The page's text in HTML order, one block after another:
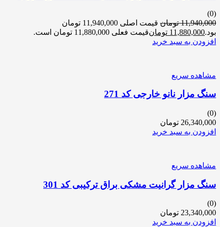
(0)
11,940,000 تومان
قیمت اصلی 11,940,000 تومان
بود.11,880,000 تومانقیمت فعلی 11,880,000 تومان است.
افزودن به سبد خرید
مشاهده سریع
سنگ مزار نانو خارجی کد 271
(0)
26,340,000 تومان
افزودن به سبد خرید
مشاهده سریع
سنگ مزار گرانیت مشکی براق ترکیبی کد 301
(0)
23,340,000 تومان
افزودن به سبد خرید